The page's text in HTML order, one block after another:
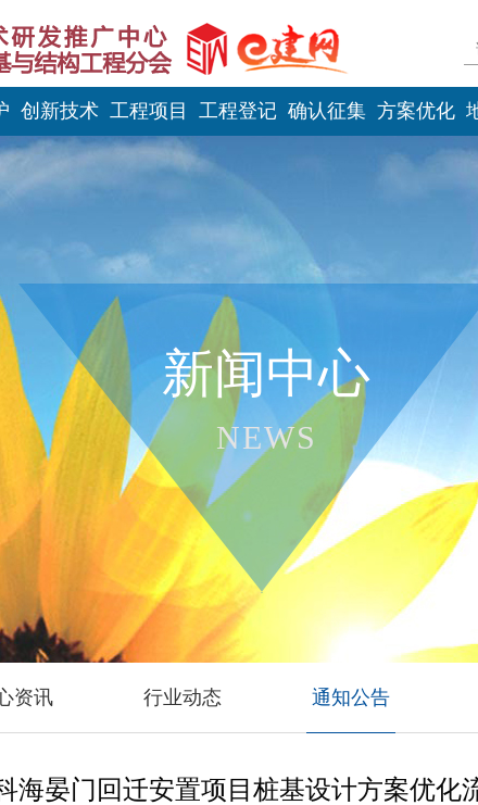
创新技术 工程项目 工程登记 确认征集 方案优化
新闻中心
NEWS
资讯 行业动态 通知公告
海晏门回迁安置项目桩基设计方案优化